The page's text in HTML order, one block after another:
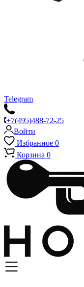
Telegram
+7(495)488-72-25
Войти
Избранное 0
Корзина 0